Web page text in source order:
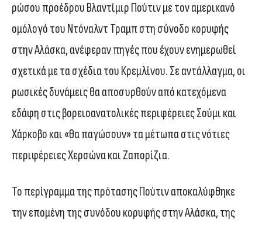
ρώσου προέδρου Βλαντίμιρ Πούτιν με τον αμερικανό
ομόλογό του Ντόναλντ Τραμπ στη σύνοδο κορυφής
στην Αλάσκα, ανέφεραν πηγές που έχουν ενημερωθεί
σχετικά με τα σχέδια του Κρεμλίνου. Σε αντάλλαγμα, οι
ρωσικές δυνάμεις θα αποσυρθούν από κατεχόμενα
εδάφη στις βορειοανατολικές περιφέρειες Σούμι και
Χάρκοβο και «θα παγώσουν» τα μέτωπα στις νότιες
περιφέρειες Χερσώνα και Ζαπορίζια.
Το περίγραμμα της πρότασης Πούτιν αποκαλύφθηκε
την επομένη της συνόδου κορυφής στην Αλάσκα, της